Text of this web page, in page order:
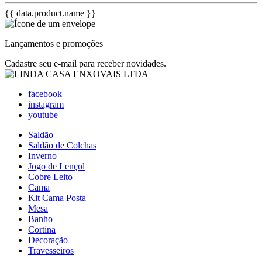
{{ data.product.name }}
Lançamentos e promoções
Cadastre seu e-mail para receber novidades.
facebook
instagram
youtube
Saldão
Saldão de Colchas
Inverno
Jogo de Lençol
Cobre Leito
Cama
Kit Cama Posta
Mesa
Banho
Cortina
Decoração
Travesseiros